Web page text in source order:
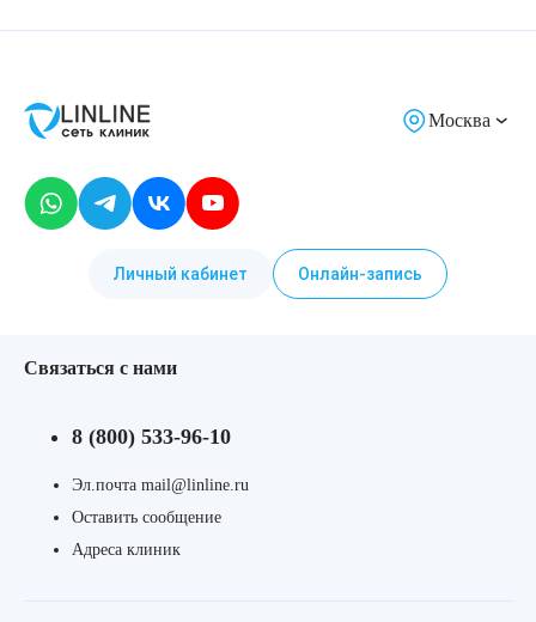
Москва
Личный кабинет Онлайн-запись
Связаться с нами
8 (800) 533-96-10
Эл.почта mail@linline.ru
Оставить сообщение
Адреса клиник